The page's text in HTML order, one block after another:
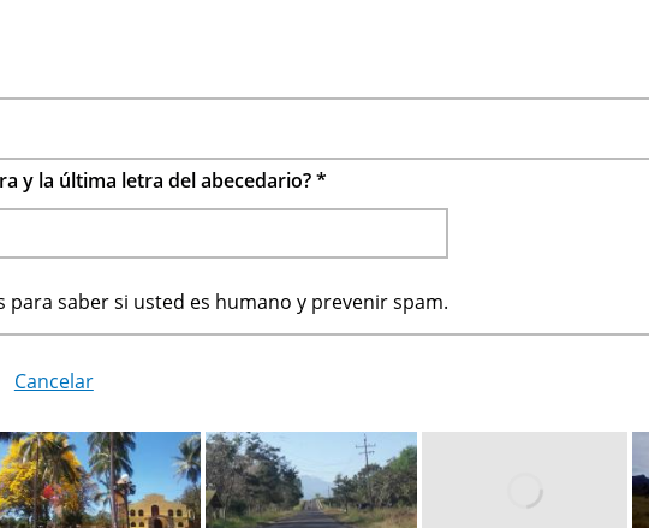
y la última letra del abecedario?*
para saber si usted es humano y prevenir spam.
Cancelar